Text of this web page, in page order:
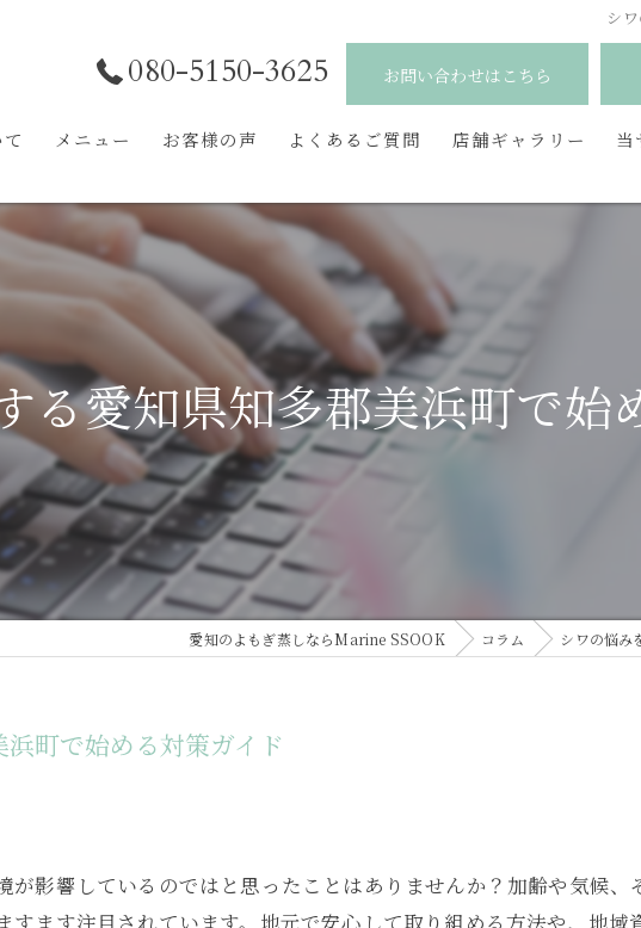
シ
080-5150-3625 お問い合わせはこちら
メニュー お客様の声 よくあるご質問 店舗ギャラリー 当
る愛知県知多郡美浜町で始
愛知のよもぎ蒸しならMarine SSOOK コラム シワの悩み
町で始める対策ガイド
が影響しているのではと思ったことはありませんか？加齢や気候
すます注目されています。地元で安心して取り組める方法や、地